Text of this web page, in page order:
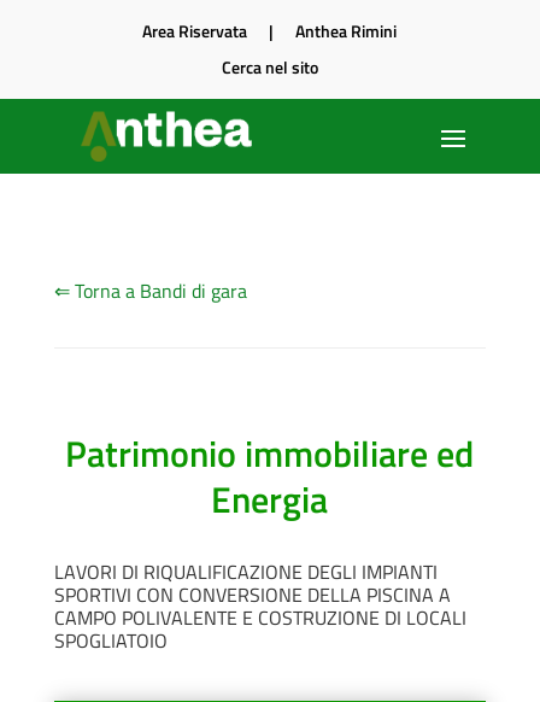
Area Riservata |Anthea Rimini
Cerca nel sito
⇐ Torna a Bandi di gara
Patrimonio immobiliare ed
Energia
LAVORI DI RIQUALIFICAZIONE DEGLI IMPIANTI
SPORTIVI CON CONVERSIONE DELLA PISCINA A
CAMPO POLIVALENTE E COSTRUZIONE DI LOCALI
SPOGLIATOIO